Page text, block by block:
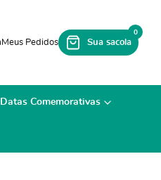
0
Datas Comemorativas